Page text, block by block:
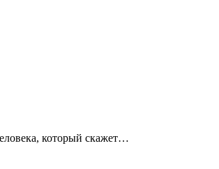
который скажет…